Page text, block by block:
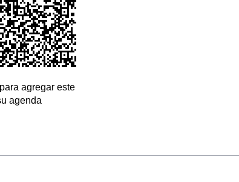
agregar este
agenda